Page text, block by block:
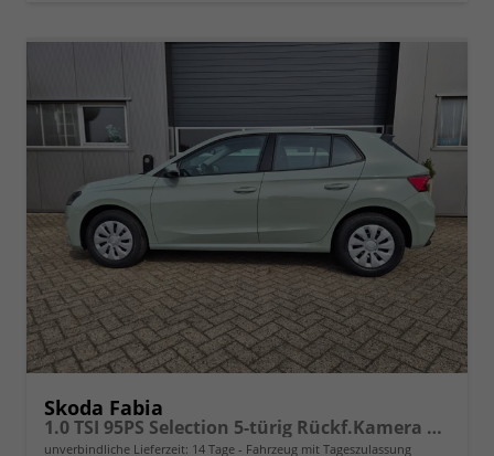
Skoda Fabia
1.0 TSI 95PS Selection 5-türig Rückf.Kamera Parksensoren Sitzheizung Multifunktionslenkrad Klima Skoda-Radio Bluetooth Touchscreen Tempomat Nebelsch. Apple CarPlay + Android Auto
unverbindliche Lieferzeit: 14 Tage Fahrzeug mit Tageszulassung